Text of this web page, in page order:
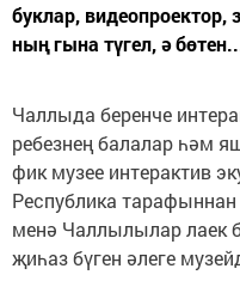
бук­лар,
ның гы­на тү­гел, ә
Чал­лы­да бе­рен­че
ре­без­нең ба­ла­лар һәм
фик му­зее ин­те­рак­тив
Рес­пуб­ли­ка та­ра­фын­нан
ме­нә Чал­лы­лы­лар ла­ек
җи­һаз бү­ген әле­ге